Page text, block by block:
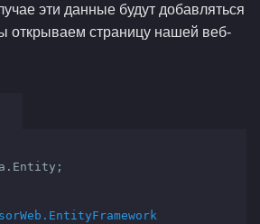
эти данные будут добавляться
открываем страницу нашей веб-